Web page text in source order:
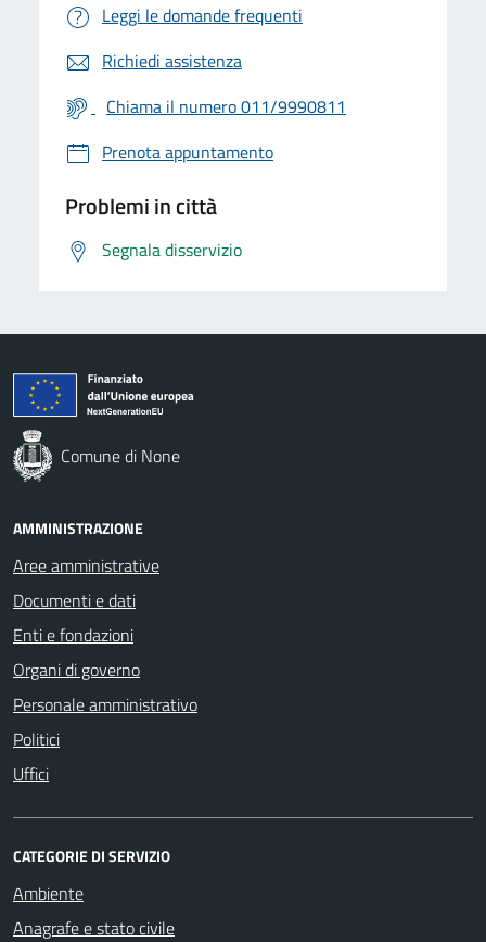
Leggi le domande frequenti
Richiedi assistenza
Chiama il numero 011/9990811
Prenota appuntamento
Problemi in città
Segnala disservizio
Comune di None
AMMINISTRAZIONE
Aree amministrative
Documenti e dati
Enti e fondazioni
Organi di governo
Personale amministrativo
Politici
Uffici
CATEGORIE DI SERVIZIO
Ambiente
Anagrafe e stato civile